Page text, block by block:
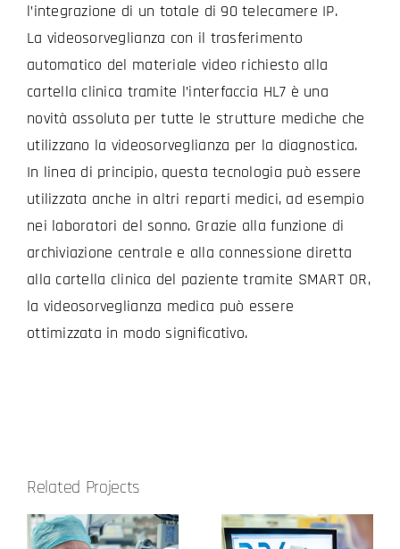
l’integrazione di un totale di 90 telecamere IP.
La videosorveglianza con il trasferimento
automatico del materiale video richiesto alla
cartella clinica tramite l’interfaccia HL7 è una
novità assoluta per tutte le strutture mediche che
utilizzano la videosorveglianza per la diagnostica.
In linea di principio, questa tecnologia può essere
utilizzata anche in altri reparti medici, ad esempio
nei laboratori del sonno. Grazie alla funzione di
archiviazione centrale e alla connessione diretta
alla cartella clinica del paziente tramite SMART OR,
la videosorveglianza medica può essere
ottimizzata in modo significativo.
Related Projects